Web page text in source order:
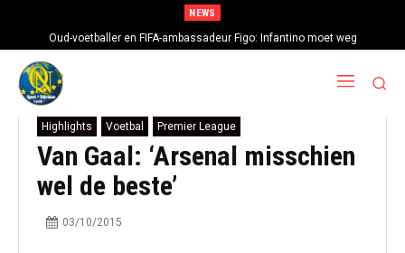
NEWS
Oud-voetballer en FIFA-ambassadeur Figo: Infantino moet weg
Highlights Voetbal Premier League
Van Gaal: ‘Arsenal misschien
wel de beste’
03/10/2015